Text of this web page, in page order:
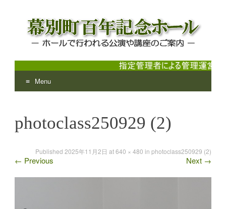
幕別町百年記念ホール
ホールで行われる公演や講座のご案内
Menu
content
photoclass250929 (2)
Published 2025年11月2日 at640 × 480 in photoclass250929 (2)
← Previous Next →